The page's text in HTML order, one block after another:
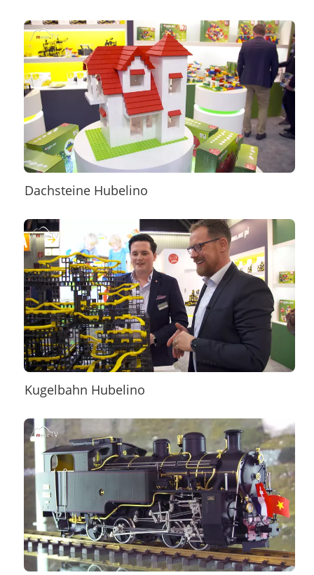
Dachsteine Hubelino
Kugelbahn Hubelino